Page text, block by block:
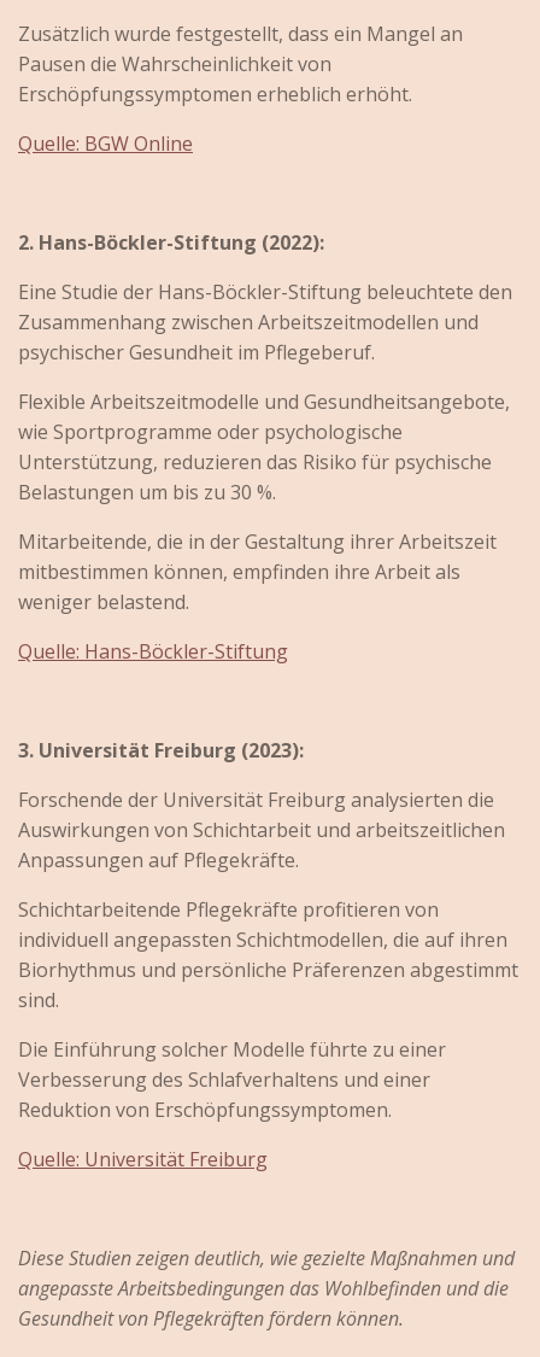
Zusätzlich wurde festgestellt, dass ein Mangel an
Pausen die Wahrscheinlichkeit von
Erschöpfungssymptomen erheblich erhöht.
Quelle: BGW Online
2. Hans-Böckler-Stiftung (2022):
Eine Studie der Hans-Böckler-Stiftung beleuchtete den
Zusammenhang zwischen Arbeitszeitmodellen und
psychischer Gesundheit im Pflegeberuf.
Flexible Arbeitszeitmodelle und Gesundheitsangebote,
wie Sportprogramme oder psychologische
Unterstützung, reduzieren das Risiko für psychische
Belastungen um bis zu 30 %.
Mitarbeitende, die in der Gestaltung ihrer Arbeitszeit
mitbestimmen können, empfinden ihre Arbeit als
weniger belastend.
Quelle: Hans-Böckler-Stiftung
3. Universität Freiburg (2023):
Forschende der Universität Freiburg analysierten die
Auswirkungen von Schichtarbeit und arbeitszeitlichen
Anpassungen auf Pflegekräfte.
Schichtarbeitende Pflegekräfte profitieren von
individuell angepassten Schichtmodellen, die auf ihren
Biorhythmus und persönliche Präferenzen abgestimmt
sind.
Die Einführung solcher Modelle führte zu einer
Verbesserung des Schlafverhaltens und einer
Reduktion von Erschöpfungssymptomen.
Quelle: Universität Freiburg
Diese Studien zeigen deutlich, wie gezielte Maßnahmen und
angepasste Arbeitsbedingungen das Wohlbefinden und die
Gesundheit von Pflegekräften fördern können.